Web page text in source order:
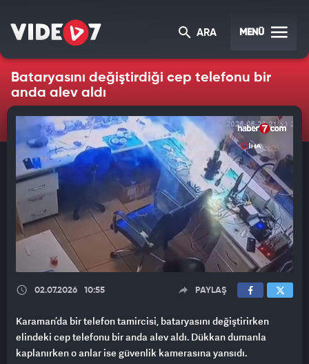
ARA MENÜ
Bataryasını değiştirdiği cep telefonu bir
anda alev aldı
02.07.2026 10:55 PAYLAŞ
Karaman’da bir telefon tamircisi, bataryasını değiştirirken
elindeki cep telefonu bir anda alev aldı. Dükkan dumanla
kaplanırken o anlar ise güvenlik kamerasına yansıdı.